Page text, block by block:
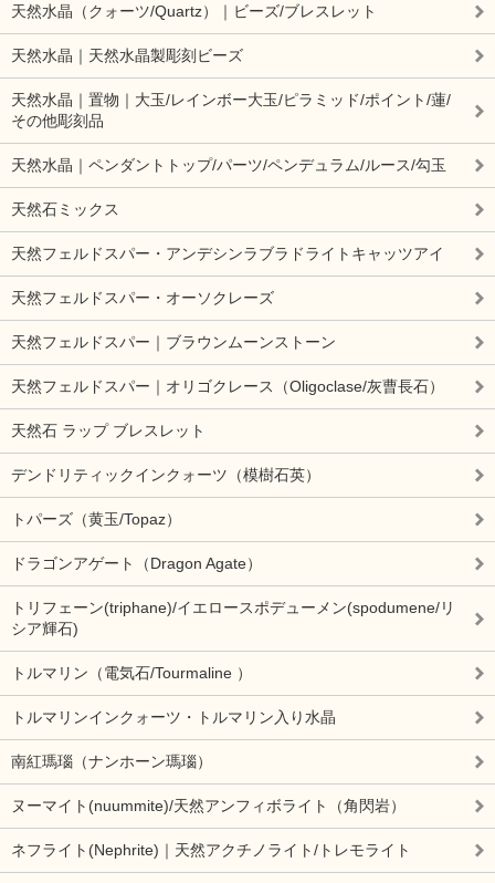
天然水晶（クォーツ/Quartz）｜ビーズ/ブレスレット
天然水晶｜天然水晶製彫刻ビーズ
天然水晶｜置物｜大玉/レインボー大玉/ピラミッド/ポイント/蓮/
その他彫刻品
天然水晶｜ペンダントトップ/パーツ/ペンデュラム/ルース/勾玉
天然石ミックス
天然フェルドスパー・アンデシンラブラドライトキャッツアイ
天然フェルドスパー・オーソクレーズ
天然フェルドスパー｜ブラウンムーンストーン
天然フェルドスパー｜オリゴクレース（Oligoclase/灰曹長石）
天然石 ラップ ブレスレット
デンドリティックインクォーツ（模樹石英）
トパーズ（黄玉/Topaz）
ドラゴンアゲート（Dragon Agate）
トリフェーン(triphane)/イエロースポデューメン(spodumene/リ
シア輝石)
トルマリン（電気石/Tourmaline ）
トルマリンインクォーツ・トルマリン入り水晶
南紅瑪瑙（ナンホーン瑪瑙）
ヌーマイト(nuummite)/天然アンフィボライト（角閃岩）
ネフライト(Nephrite)｜天然アクチノライト/トレモライト